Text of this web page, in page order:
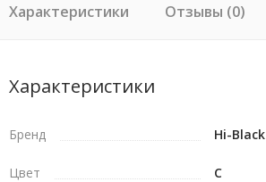
Характеристики Отзывы (0)
Характеристики
Бренд Hi-Black
Цвет C